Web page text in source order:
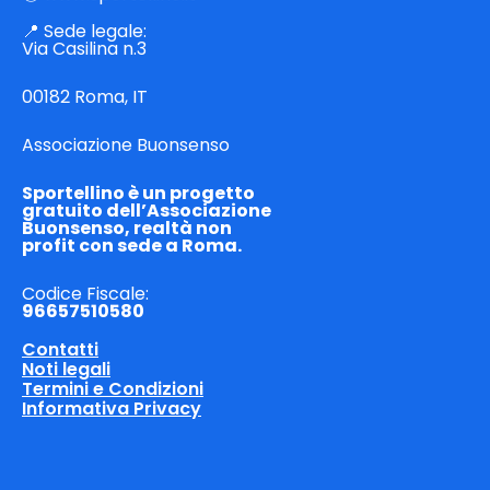
📍 Sede legale:
Via Casilina n.3
00182 Roma, IT
Associazione Buonsenso
Sportellino è un progetto
gratuito dell’Associazione
Buonsenso, realtà non
profit con sede a Roma.
Codice Fiscale:
96657510580
Contatti
Noti legali
Termini e Condizioni
Informativa Privacy